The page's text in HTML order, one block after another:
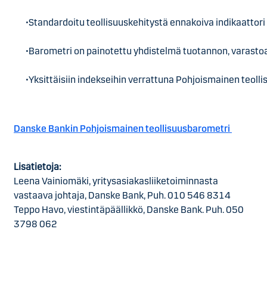
•Standardoitu teollisuuskehitystä ennakoiva indikaattori
•Barometri on painotettu yhdistelmä tuotannon,
•Yksittäisiin indekseihin verrattuna Pohjoismainen
Danske Bankin Pohjoismainen teollisuusbarometri
Lisätietoja:
Leena Vainiomäki, yritysasiakasliiketoiminnasta
vastaava johtaja, Danske Bank, Puh. 010 546 8314
Teppo Havo, viestintäpäällikkö, Danske Bank. Puh. 050
3798 062